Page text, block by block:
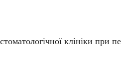
клініки при